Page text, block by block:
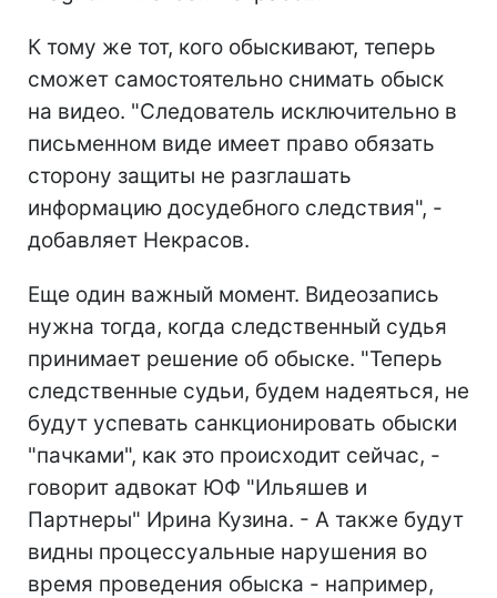
К тому же тот, кого обыскивают, теперь
сможет самостоятельно снимать обыск
на видео. "Следователь исключительно в
письменном виде имеет право обязать
сторону защиты не разглашать
информацию досудебного следствия", -
добавляет Некрасов.
Еще один важный момент. Видеозапись
нужна тогда, когда следственный судья
принимает решение об обыске. "Теперь
следственные судьи, будем надеяться, не
будут успевать санкционировать обыски
"пачками", как это происходит сейчас, -
говорит адвокат ЮФ "Ильяшев и
Партнеры" Ирина Кузина. - А также будут
видны процессуальные нарушения во
время проведения обыска - например,